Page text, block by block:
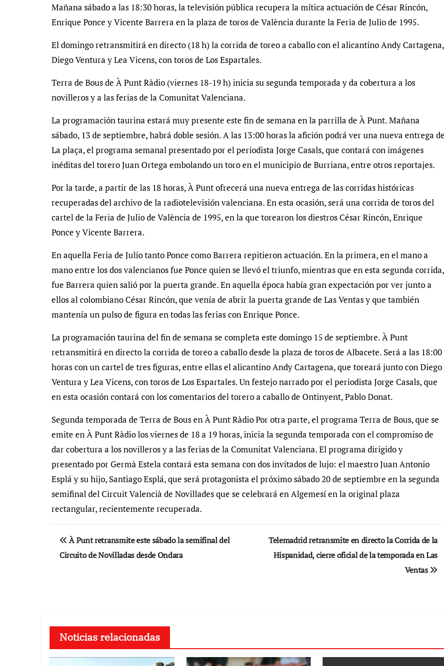
Mañana sábado a las 18:30 horas, la televisión pública recupera la mítica actuación de César Rincón,
Enrique Ponce y Vicente Barrera en la plaza de toros de València durante la Feria de Julio de 1995.
El domingo retransmitirá en directo (18 h) la corrida de toreo a caballo con el alicantino Andy Cartagena,
Diego Ventura y Lea Vicens, con toros de Los Espartales.
Terra de Bous de À Punt Ràdio (viernes 18-19 h) inicia su segunda temporada y da cobertura a los
novilleros y a las ferias de la Comunitat Valenciana.
La programación taurina estará muy presente este fin de semana en la parrilla de À Punt. Mañana
sábado, 13 de septiembre, habrá doble sesión. A las 13:00 horas la afición podrá ver una nueva entrega
La plaça, el programa semanal presentado por el periodista Jorge Casals, que contará con imágenes
inéditas del torero Juan Ortega embolando un toro en el municipio de Burriana, entre otros reportajes.
Por la tarde, a partir de las 18 horas, À Punt ofrecerá una nueva entrega de las corridas históricas
recuperadas del archivo de la radiotelevisión valenciana. En esta ocasión, será una corrida de toros del
cartel de la Feria de Julio de València de 1995, en la que torearon los diestros César Rincón, Enrique
Ponce y Vicente Barrera.
En aquella Feria de Julio tanto Ponce como Barrera repitieron actuación. En la primera, en el mano a
mano entre los dos valencianos fue Ponce quien se llevó el triunfo, mientras que en esta segunda corrida,
fue Barrera quien salió por la puerta grande. En aquella época había gran expectación por ver junto a
ellos al colombiano César Rincón, que venía de abrir la puerta grande de Las Ventas y que también
mantenía un pulso de figura en todas las ferias con Enrique Ponce.
La programación taurina del fin de semana se completa este domingo 15 de septiembre. À Punt
retransmitirá en directo la corrida de toreo a caballo desde la plaza de toros de Albacete. Será a las 18:00
horas con un cartel de tres figuras, entre ellas el alicantino Andy Cartagena, que toreará junto con Diego
Ventura y Lea Vicens, con toros de Los Espartales. Un festejo narrado por el periodista Jorge Casals, que
en esta ocasión contará con los comentarios del torero a caballo de Ontinyent, Pablo Donat.
Segunda temporada de Terra de Bous en À Punt Ràdio Por otra parte, el programa Terra de Bous, que se
emite en À Punt Ràdio los viernes de 18 a 19 horas, inicia la segunda temporada con el compromiso de
dar cobertura a los novilleros y a las ferias de la Comunitat Valenciana. El programa dirigido y
presentado por Germà Estela contará esta semana con dos invitados de lujo: el maestro Juan Antonio
Esplá y su hijo, Santiago Esplá, que será protagonista el próximo sábado 20 de septiembre en la segunda
semifinal del Circuit Valencià de Novillades que se celebrará en Algemesí en la original plaza
rectangular, recientemente recuperada.
Navegación
de
À Punt retransmite este sábado la semifinal del
Circuito de Novilladas desde Ondara
Telemadrid retransmite en directo la Corrida de la
Hispanidad, cierre oficial de la temporada en Las
Ventas
Noticias relacionadas